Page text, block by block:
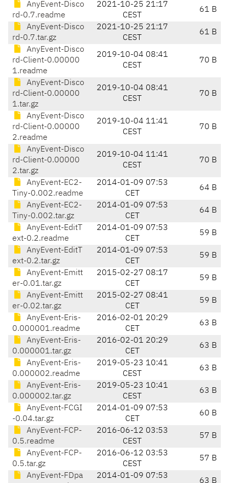
AnyEvent-Disco
rd-0.7.readme
2021-10-25 21:17
CEST
61 B
AnyEvent-Disco
rd-0.7.tar.gz
2021-10-25 21:17
CEST
61 B
AnyEvent-Disco
rd-Client-0.00000
1.readme
2019-10-04 08:41
CEST
70 B
AnyEvent-Disco
rd-Client-0.00000
1.tar.gz
2019-10-04 08:41
CEST
70 B
AnyEvent-Disco
rd-Client-0.00000
2.readme
2019-10-04 11:41
CEST
70 B
AnyEvent-Disco
rd-Client-0.00000
2.tar.gz
2019-10-04 11:41
CEST
70 B
AnyEvent-EC2-
Tiny-0.002.readme
2014-01-09 07:53
CET
64 B
AnyEvent-EC2-
Tiny-0.002.tar.gz
2014-01-09 07:53
CET
64 B
AnyEvent-EditT
ext-0.2.readme
2014-01-09 07:53
CET
59 B
AnyEvent-EditT
ext-0.2.tar.gz
2014-01-09 07:53
CET
59 B
AnyEvent-Emitt
er-0.01.tar.gz
2015-02-27 08:17
CET
59 B
AnyEvent-Emitt
er-0.02.tar.gz
2015-02-27 08:41
CET
59 B
AnyEvent-Eris-
0.000001.readme
2016-02-01 20:29
CET
63 B
AnyEvent-Eris-
0.000001.tar.gz
2016-02-01 20:29
CET
63 B
AnyEvent-Eris-
0.000002.readme
2019-05-23 10:41
CEST
63 B
AnyEvent-Eris-
0.000002.tar.gz
2019-05-23 10:41
CEST
63 B
AnyEvent-FCGI
-0.04.tar.gz
2014-01-09 07:53
CET
60 B
AnyEvent-FCP-
0.5.readme
2016-06-12 03:53
CEST
57 B
AnyEvent-FCP-
0.5.tar.gz
2016-06-12 03:53
CEST
57 B
AnyEvent-FDpa
2014-01-09 07:53
63 B